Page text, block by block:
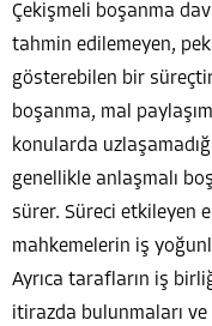
Çekişmeli boşanma
tahmin edilemeyen,
gösterebilen bir
boşanma, mal
konularda
genellikle anlaşmalı
sürer. Süreci etkileyen
mahkemelerin iş
Ayrıca tarafların iş
itirazda bulunmaları